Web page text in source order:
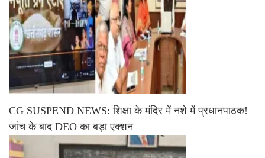
CG SUSPEND NEWS: शिक्षा के मंदिर में नशे में प्रधानपाठक!
जांच के बाद DEO का बड़ा एक्शन